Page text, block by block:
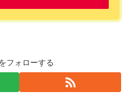
フォローする